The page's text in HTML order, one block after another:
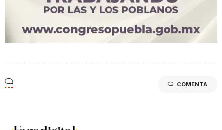
COMENTA